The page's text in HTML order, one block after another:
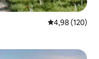
4,98 av 5 i
4,98 (120)